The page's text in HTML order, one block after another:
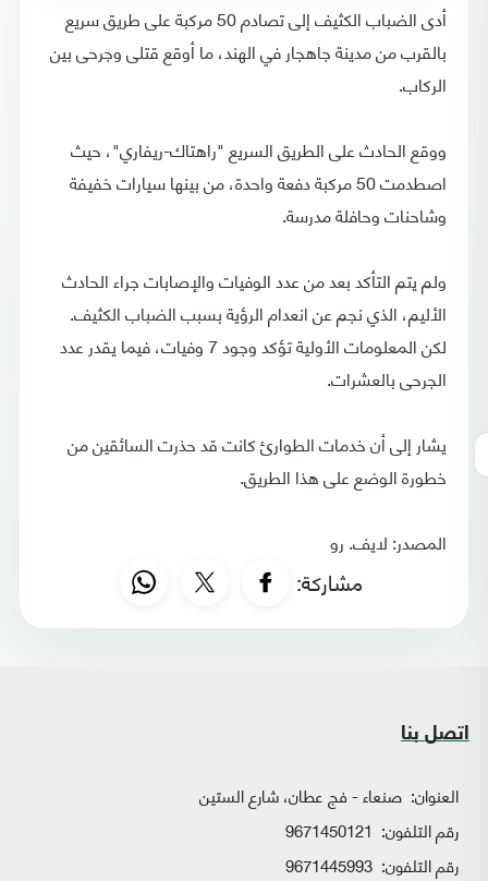
أدى الضباب الكثيف إلى تصادم 50 مركبة على طريق سريع
بالقرب من مدينة جاهجار في الهند، ما أوقع قتلى وجرحى بين
الركاب.
ووقع الحادث على الطريق السريع "راهتاك-ريفاري"، حيث
اصطدمت 50 مركبة دفعة واحدة، من بينها سيارات خفيفة
وشاحنات وحافلة مدرسة.
ولم يتم التأكد بعد من عدد الوفيات والإصابات جراء الحادث
الأليم، الذي نجم عن انعدام الرؤية بسبب الضباب الكثيف.
لكن المعلومات الأولية تؤكد وجود 7 وفيات، فيما يقدر عدد
الجرحى بالعشرات.
يشار إلى أن خدمات الطوارئ كانت قد حذرت السائقين من
خطورة الوضع على هذا الطريق.
المصدر: لايف. رو
مشاركة:
اتصل بنا
العنوان: صنعاء - فج عطان، شارع الستين
رقم التلفون: 9671450121
رقم التلفون: 9671445993